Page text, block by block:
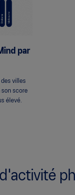
par
villes
son score
élevé.